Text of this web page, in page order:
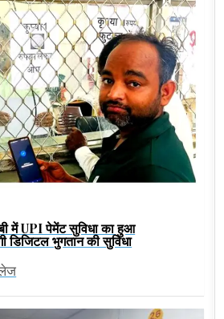
में UPI पेमेंट सुविधा का हुआ
डिजिटल भुगतान की सुविधा